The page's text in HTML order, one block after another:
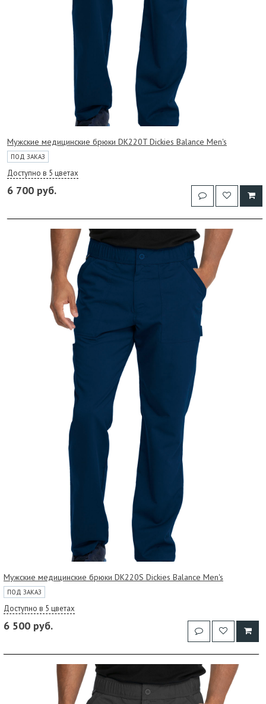
Мужские медицинские брюки DK220T Dickies Balance Men's
ПОД ЗАКАЗ
Доступно в 5 цветах
6 700 руб.
Мужские медицинские брюки DK220S Dickies Balance Men's
ПОД ЗАКАЗ
Доступно в 5 цветах
6 500 руб.